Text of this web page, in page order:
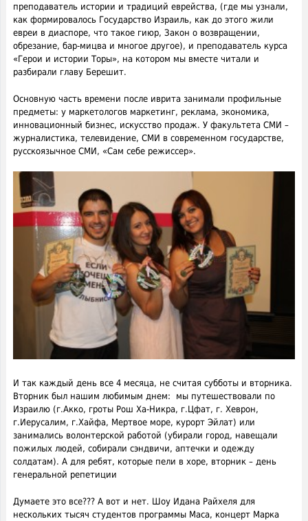
преподаватель истории и традиций еврейства, (где мы узнали,
как формировалось Государство Израиль, как до этого жили
евреи в диаспоре, что такое гиюр, Закон о возвращении,
обрезание, бар-мицва и многое другое), и преподаватель курса
«Герои и истории Торы», на котором мы вместе читали и
разбирали главу Берешит.
Основную часть времени после иврита занимали профильные
предметы: у маркетологов маркетинг, реклама, экономика,
инновационный бизнес, искусство продаж. У факультета СМИ –
журналистика, телевидение, СМИ в современном государстве,
русскоязычное СМИ, «Сам себе режиссер».
И так каждый день все 4 месяца, не считая субботы и вторника.
Вторник был нашим любимым днем: мы путешествовали по
Израилю (г.Акко, гроты Рош Ха-Никра, г.Цфат, г. Хеврон,
г.Иерусалим, г.Хайфа, Мертвое море, курорт Эйлат) или
занимались волонтерской работой (убирали город, навещали
пожилых людей, собирали сэндвичи, аптечки и одежду
солдатам). А для ребят, которые пели в хоре, вторник – день
генеральной репетиции
Думаете это все??? А вот и нет. Шоу Идана Райхеля для
нескольких тысяч студентов программы Маса, концерт Марка